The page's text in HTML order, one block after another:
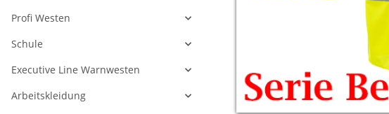
Profi Westen
Schule
Executive Line Warnwesten
Arbeitskleidung